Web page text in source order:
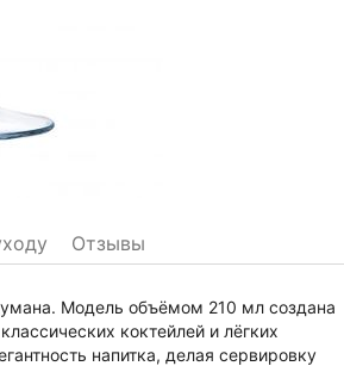
Отзывы
Модель объёмом 210 мл создана
коктейлей и лёгких
напитка, делая сервировку